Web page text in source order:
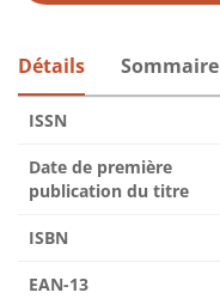
Détails Sommaire
ISSN
Date de première
publication du titre
ISBN
EAN-13